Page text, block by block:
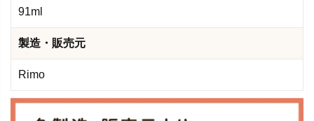
91ml
製造・販売元
Rimo